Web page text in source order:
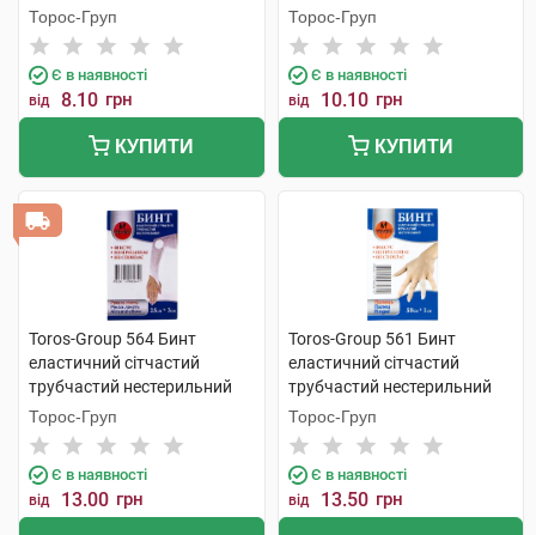
25х1 см палець 1 шт
Торос-Груп
Є в наявності
від 8.10 грн
КУПИТИ
15х3 см гомілкоступневий 1
шт
Торос-Груп
Є в наявності
від 10.10 грн
КУПИТИ
Toros-Group 564 Бинт
еластичний сітчастий
трубчастий нестерильний
25х3 см рука та лікоть 1 шт
Торос-Груп
Є в наявності
від 13.00 грн
Toros-Group 561 Бинт
еластичний сітчастий
трубчастий нестерильний
50х1 см палець 1 шт
Торос-Груп
Є в наявності
від 13.50 грн